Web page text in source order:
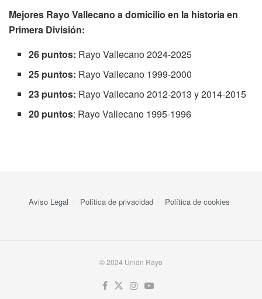
Mejores Rayo Vallecano a domicilio en la historia en
Primera División:
26 puntos: Rayo Vallecano 2024-2025
25 puntos: Rayo Vallecano 1999-2000
23 puntos: Rayo Vallecano 2012-2013 y 2014-2015
20 puntos: Rayo Vallecano 1995-1996
Aviso Legal Política de privacidad Política de cookies
© 2024 Unión Rayo